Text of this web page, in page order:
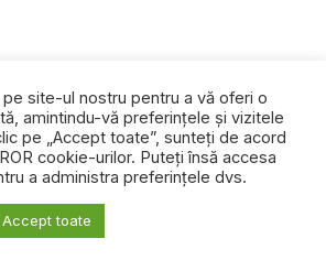
site-ul nostru pentru a vă oferi o
amintindu-vă preferințele și vizitele
pe „Accept toate”, sunteți de acord
cookie-urilor. Puteți însă accesa
a administra preferințele dvs.
Accept toate